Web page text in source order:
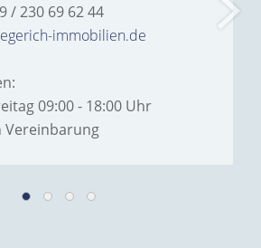
/ 230 69 62 44
immobilien.de
09:00 - 18:00 Uhr
Vereinbarung